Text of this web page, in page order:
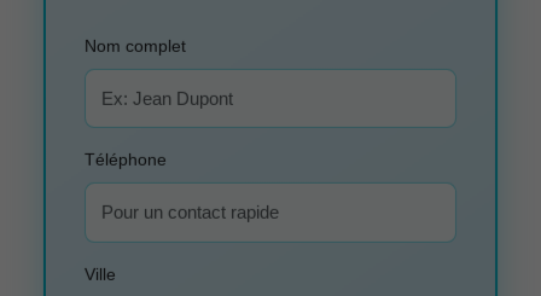
Nom complet
Téléphone
Ville